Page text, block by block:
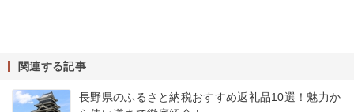
関連する記事
長野県のふるさと納税おすすめ返礼品10選！魅力か